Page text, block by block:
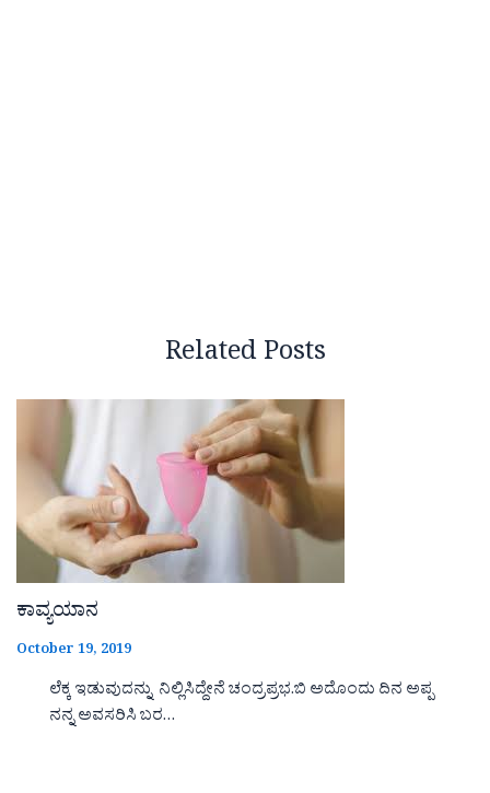
Related Posts
ಕಾವ್ಯಯಾನ
October 19, 2019
ಲೆಕ್ಕ ಇಡುವುದನ್ನು ನಿಲ್ಲಿಸಿದ್ದೇನೆ ಚಂದ್ರಪ್ರಭ.ಬಿ ಅದೊಂದು ದಿನ ಅಪ್ಪ
ನನ್ನ ಅವಸರಿಸಿ ಬರ…